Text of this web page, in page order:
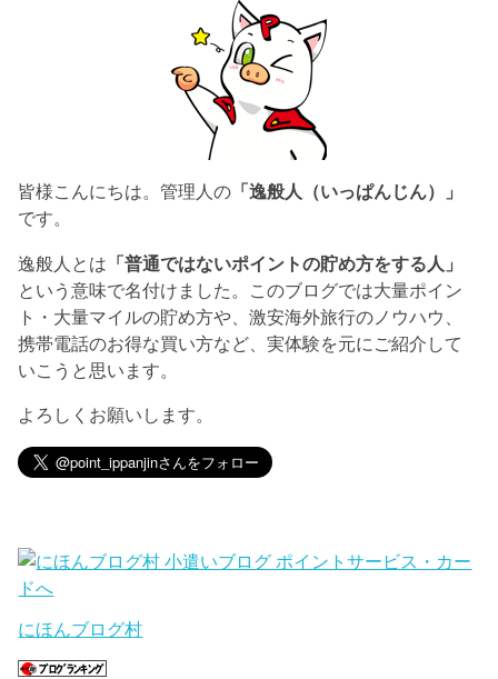
皆様こんにちは。管理人の 「逸般人（いっぱんじん）」
です。
逸般人とは 「普通ではないポイントの貯め方をする人」
という意味で名付けました。このブログでは大量ポイン
ト・大量マイルの貯め方や、激安海外旅行のノウハウ、
携帯電話のお得な買い方など、実体験を元にご紹介して
いこうと思います。
よろしくお願いします。
にほんブログ村